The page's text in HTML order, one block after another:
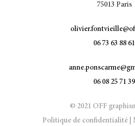
75013 Paris
06 73 63 88 61
06 08 25 71 39
© 2021 OFF
Politique de confidentialité|